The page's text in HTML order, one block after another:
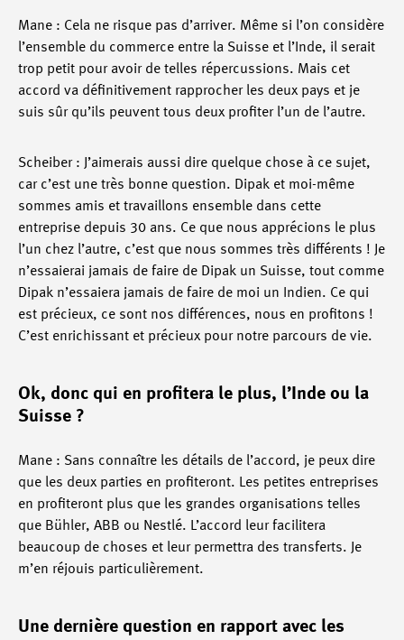
Mane : Cela ne risque pas d’arriver. Même si l’on considère
l’ensemble du commerce entre la Suisse et l’Inde, il serait
trop petit pour avoir de telles répercussions. Mais cet
accord va définitivement rapprocher les deux pays et je
suis sûr qu’ils peuvent tous deux profiter l’un de l’autre.
Scheiber : J’aimerais aussi dire quelque chose à ce sujet,
car c’est une très bonne question. Dipak et moi-même
sommes amis et travaillons ensemble dans cette
entreprise depuis 30 ans. Ce que nous apprécions le plus
l’un chez l’autre, c’est que nous sommes très différents ! Je
n’essaierai jamais de faire de Dipak un Suisse, tout comme
Dipak n’essaiera jamais de faire de moi un Indien. Ce qui
est précieux, ce sont nos différences, nous en profitons !
C’est enrichissant et précieux pour notre parcours de vie.
Ok, donc qui en profitera le plus, l’Inde ou la
Suisse ?
Mane : Sans connaître les détails de l’accord, je peux dire
que les deux parties en profiteront. Les petites entreprises
en profiteront plus que les grandes organisations telles
que Bühler, ABB ou Nestlé. L’accord leur facilitera
beaucoup de choses et leur permettra des transferts. Je
m’en réjouis particulièrement.
Une dernière question en rapport avec les